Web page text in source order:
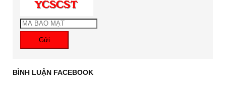
Gửi
BÌNH LUẬN FACEBOOK